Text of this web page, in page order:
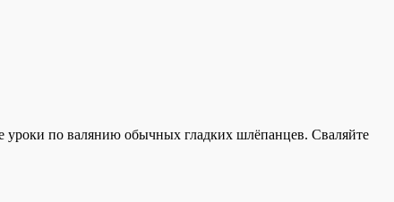
уроки по валянию обычных гладких шлёпанцев. Сваляйте